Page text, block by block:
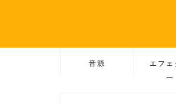
音源
エフェ
ー